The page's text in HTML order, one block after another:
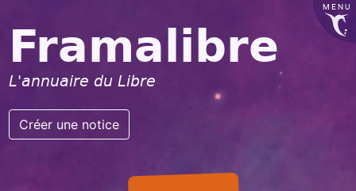
MENU
Framalibre
L'annuaire du Libre
Créer une notice